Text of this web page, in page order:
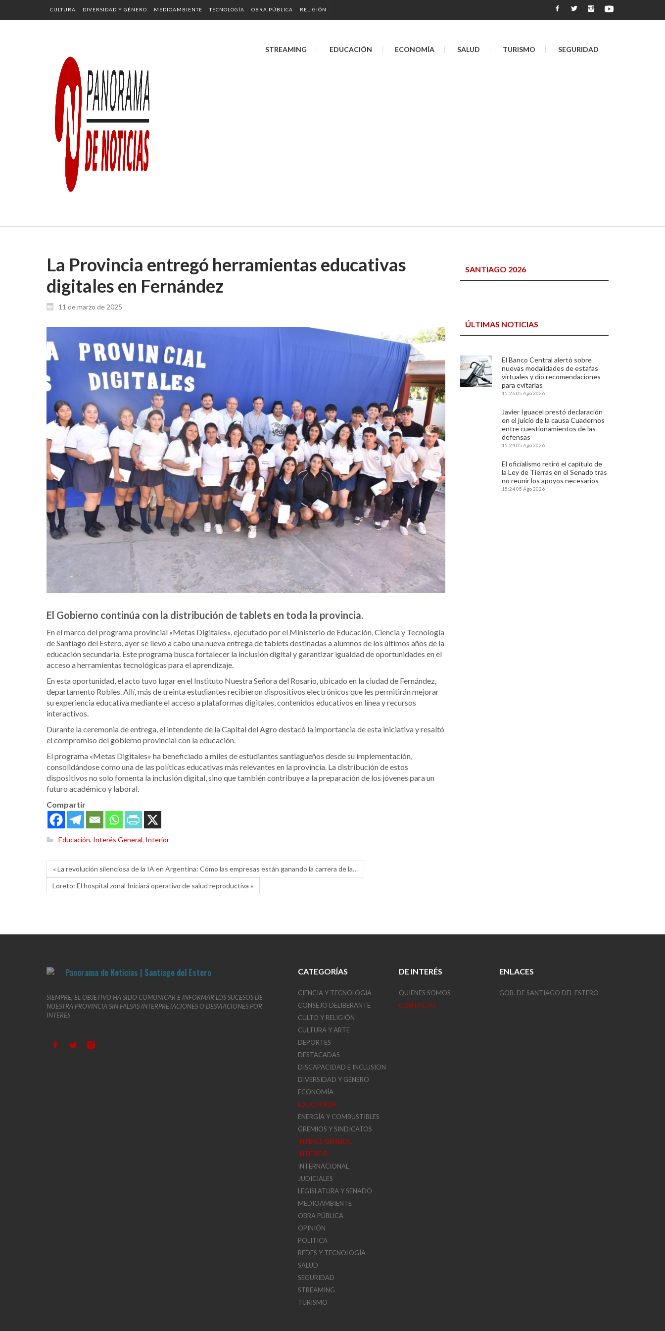
CULTURA DIVERSIDAD Y GÉNERO MEDIOAMBIENTE TECNOLOGÍA OBRA PÚBLICA RELIGIÓN
STREAMING EDUCACIÓN ECONOMÍA SALUD TURISMO SEGURIDAD
La Provincia entregó herramientas educativas
digitales en Fernández
11 de marzo de 2025
El Gobierno continúa con la distribución de tablets en toda la provincia.
En el marco del programa provincial «Metas Digitales», ejecutado por el Ministerio de Educación, Ciencia y Tecnología
de Santiago del Estero, ayer se llevó a cabo una nueva entrega de tablets destinadas a alumnos de los últimos años de la
educación secundaria. Este programa busca fortalecer la inclusión digital y garantizar igualdad de oportunidades en el
acceso a herramientas tecnológicas para el aprendizaje.
En esta oportunidad, el acto tuvo lugar en el Instituto Nuestra Señora del Rosario, ubicado en la ciudad de Fernández,
departamento Robles. Allí, más de treinta estudiantes recibieron dispositivos electrónicos que les permitirán mejorar
su experiencia educativa mediante el acceso a plataformas digitales, contenidos educativos en línea y recursos
interactivos.
Durante la ceremonia de entrega, el intendente de la Capital del Agro destacó la importancia de esta iniciativa y resaltó
el compromiso del gobierno provincial con la educación.
El programa «Metas Digitales» ha beneficiado a miles de estudiantes santiagueños desde su implementación,
consolidándose como una de las políticas educativas más relevantes en la provincia. La distribución de estos
dispositivos no solo fomenta la inclusión digital, sino que también contribuye a la preparación de los jóvenes para un
futuro académico y laboral.
Compartir
Educación, Interés General, Interior
« La revolución silenciosa de la IA en Argentina: Cómo las empresas están ganando la carrera de la…
Loreto: El hospital zonal Iniciará operativo de salud reproductiva »
SANTIAGO 2026
ÚLTIMAS NOTICIAS
El Banco Central alertó sobre
nuevas modalidades de estafas
virtuales y dio recomendaciones
para evitarlas
15:2605 Ago 2026
Javier Iguacel prestó declaración
en el juicio de la causa Cuadernos
entre cuestionamientos de las
defensas
15:2405 Ago 2026
El oficialismo retiró el capítulo de
la Ley de Tierras en el Senado tras
no reunir los apoyos necesarios
15:2405 Ago 2026
SIEMPRE, EL OBJETIVO HA SIDO COMUNICAR E INFORMAR LOS SUCESOS DE
NUESTRA PROVINCIA SIN FALSAS INTERPRETACIONES O DESVIACIONES POR
INTERÉS
CATEGORÍAS
CIENCIA Y TECNOLOGIA
CONSEJO DELIBERANTE
CULTO Y RELIGIÓN
CULTURA Y ARTE
DEPORTES
DESTACADAS
DISCAPACIDAD E INCLUSION
DIVERSIDAD Y GÉNERO
ECONOMÍA
EDUCACIÓN
ENERGÍA Y COMBUSTIBLES
GREMIOS Y SINDICATOS
INTERÉS GENERAL
INTERIOR
INTERNACIONAL
JUDICIALES
LEGISLATURA Y SENADO
MEDIOAMBIENTE
OBRA PÚBLICA
OPINIÓN
POLITICA
REDES Y TECNOLOGÍA
SALUD
SEGURIDAD
STREAMING
TURISMO
DE INTERÉS
QUIENES SOMOS
CONTACTO
ENLACES
GOB. DE SANTIAGO DEL ESTERO